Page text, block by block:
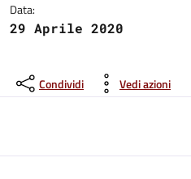
Data:
29 Aprile 2020
Condividi Vedi azioni